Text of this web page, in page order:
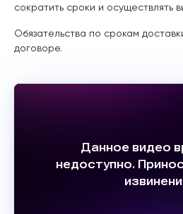
сократить сроки и осуществлять
Обязательства по срокам
договоре.